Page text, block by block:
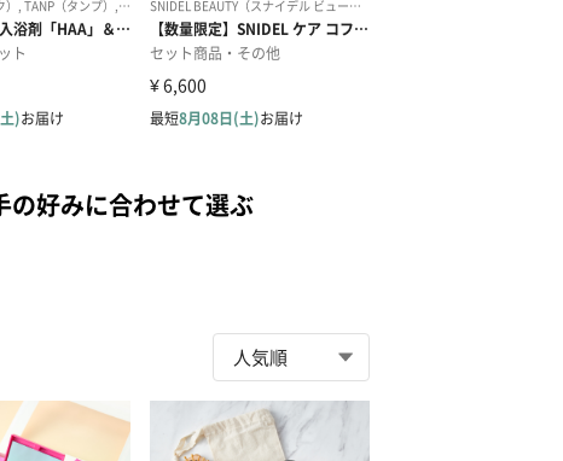
の好みに合わせて選ぶ